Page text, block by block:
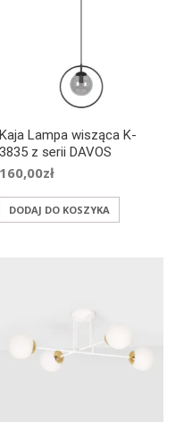
Kaja Lampa wisząca K-
3835 z serii DAVOS
160,00zł
DODAJ DO KOSZYKA